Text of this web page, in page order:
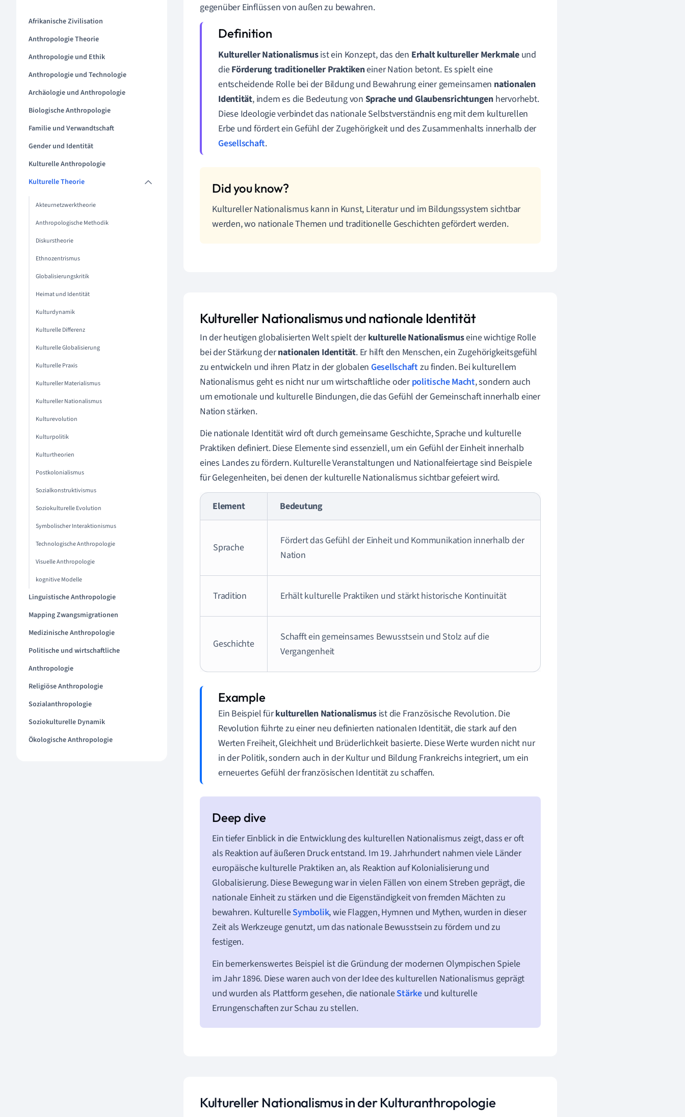
Afrikanische Zivilisation
Anthropologie Theorie
Anthropologie und Ethik
Anthropologie und Technologie
Archäologie und Anthropologie
Biologische Anthropologie
Familie und Verwandtschaft
Gender und Identität
Kulturelle Anthropologie
Kulturelle Theorie
Akteurnetzwerktheorie
Anthropologische Methodik
Diskurstheorie
Ethnozentrismus
Globalisierungskritik
Heimat und Identität
Kulturdynamik
Kulturelle Differenz
Kulturelle Globalisierung
Kulturelle Praxis
Kultureller Materialismus
Kultureller Nationalismus
Kulturevolution
Kulturpolitik
Kulturtheorien
Postkolonialismus
Sozialkonstruktivismus
Soziokulturelle Evolution
Symbolischer Interaktionismus
Technologische Anthropologie
Visuelle Anthropologie
kognitive Modelle
Linguistische Anthropologie
Mapping Zwangsmigrationen
Medizinische Anthropologie
Politische und wirtschaftliche
Anthropologie
Religiöse Anthropologie
Sozialanthropologie
Soziokulturelle Dynamik
Ökologische Anthropologie
gegenüber Einflüssen von außen zu bewahren.
Kultureller Nationalismusist ein Konzept, das den Erhalt kultureller Merkmaleund
dieFörderung traditioneller Praktikeneiner Nation betont. Es spielt eine
entscheidende Rolle bei der Bildung und Bewahrung einer gemeinsamen nationalen
Identität, indem es die Bedeutung von Sprache und Glaubensrichtungen hervorhebt.
Diese Ideologie verbindet das nationale Selbstverständnis eng mit dem kulturellen
Erbe und fördert ein Gefühl der Zugehörigkeit und des Zusammenhalts innerhalb der
Gesellschaft.
Kultureller Nationalismus kann in Kunst, Literatur und im Bildungssystem sichtbar
werden, wo nationale Themen und traditionelle Geschichten gefördert werden.
Kultureller Nationalismus und nationale Identität
In der heutigen globalisierten Welt spielt derkulturelle Nationalismuseine wichtige Rolle
bei der Stärkung dernationalen Identität. Er hilft den Menschen, ein Zugehörigkeitsgefühl
zu entwickeln und ihren Platz in der globalen Gesellschaftzu finden. Bei kulturellem
Nationalismus geht es nicht nur um wirtschaftliche oderpolitische Macht, sondern auch
um emotionale und kulturelle Bindungen, die das Gefühl der Gemeinschaft innerhalb einer
Nation stärken.
Die nationale Identität wird oft durch gemeinsame Geschichte, Sprache und kulturelle
Praktiken definiert. Diese Elemente sind essenziell, um ein Gefühl der Einheit innerhalb
eines Landes zu fördern. Kulturelle Veranstaltungen und Nationalfeiertage sind Beispiele
für Gelegenheiten, bei denen der kulturelle Nationalismus sichtbar gefeiert wird.
Element Bedeutung
Sprache
Fördert das Gefühl der Einheit und Kommunikation innerhalb der
Nation
Tradition Erhält kulturelle Praktiken und stärkt historische Kontinuität
Geschichte
Schafft ein gemeinsames Bewusstsein und Stolz auf die
Vergangenheit
Ein Beispiel fürkulturellen Nationalismusist die Französische Revolution. Die
Revolution führte zu einer neu definierten nationalen Identität, die stark auf den
Werten Freiheit, Gleichheit und Brüderlichkeit basierte. Diese Werte wurden nicht nur
in der Politik, sondern auch in der Kultur und Bildung Frankreichs integriert, um ein
erneuertes Gefühl der französischen Identität zu schaffen.
Ein tiefer Einblick in die Entwicklung des kulturellen Nationalismus zeigt, dass er oft
als Reaktion auf äußeren Druck entstand. Im 19. Jahrhundert nahmen viele Länder
europäische kulturelle Praktiken an, als Reaktion auf Kolonialisierung und
Globalisierung. Diese Bewegung war in vielen Fällen von einem Streben geprägt, die
nationale Einheit zu stärken und die Eigenständigkeit von fremden Mächten zu
bewahren. KulturelleSymbolik, wie Flaggen, Hymnen und Mythen, wurden in dieser
Zeit als Werkzeuge genutzt, um das nationale Bewusstsein zu fördern und zu
festigen.
Ein bemerkenswertes Beispiel ist die Gründung der modernen Olympischen Spiele
im Jahr 1896. Diese waren auch von der Idee des kulturellen Nationalismus geprägt
und wurden als Plattform gesehen, die nationaleStärke und kulturelle
Errungenschaften zur Schau zu stellen.
Kultureller Nationalismus in der Kulturanthropologie